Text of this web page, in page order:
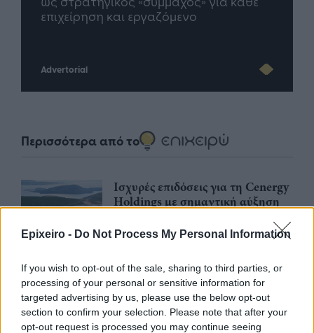
Epixeiro - Do Not Process My Personal Information
If you wish to opt-out of the sale, sharing to third parties, or
processing of your personal or sensitive information for
targeted advertising by us, please use the below opt-out
section to confirm your selection. Please note that after your
opt-out request is processed you may continue seeing
Advertorial
Περισσότερα από το
Ισχυρές επιδόσεις για τη Cenergy
Holdings με σημαντική αύξηση
πρώτο εξάμηνο του 2026
ΔΕΗ: Συνεχιζόμενη ισχυρή
ανάπτυξη στο α΄ εξάμηνο 2026 με
προσαρμοσμένο EBITDA στα
€1,2 δισ.